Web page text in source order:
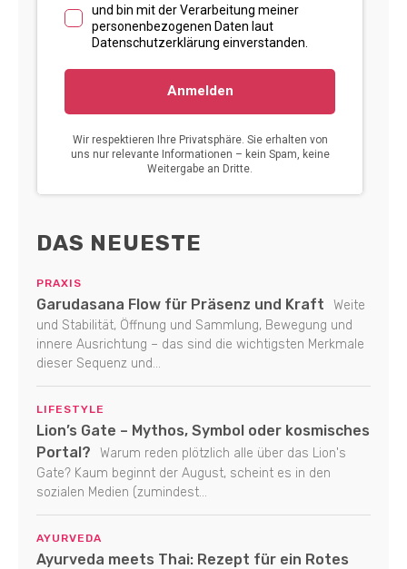
DAS NEUESTE
PRAXIS
Garudasana Flow für Präsenz und Kraft
Weite
und Stabilität, Öffnung und Sammlung, Bewegung und
innere Ausrichtung – das sind die wichtigsten Merkmale
dieser Sequenz und...
LIFESTYLE
Lion’s Gate – Mythos, Symbol oder kosmisches
Portal?
Warum reden plötzlich alle über das Lion's
Gate? Kaum beginnt der August, scheint es in den
sozialen Medien (zumindest...
AYURVEDA
Ayurveda meets Thai: Rezept für ein Rotes